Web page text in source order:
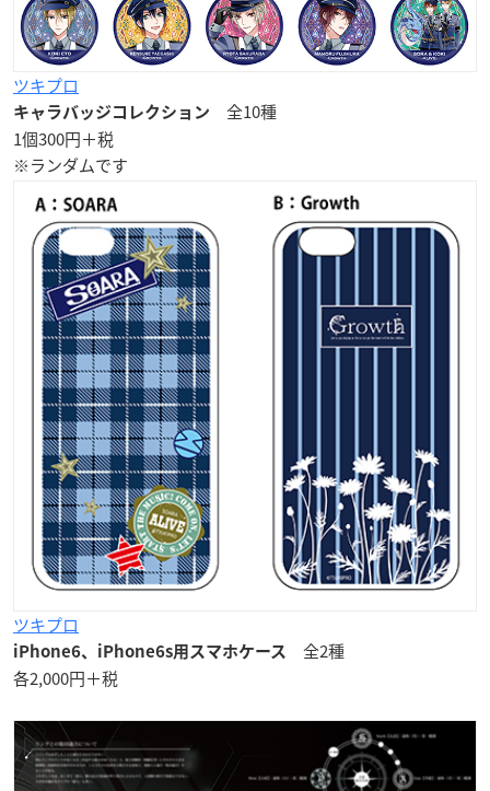
ツキプロ
キャラバッジコレクション
全10種
1個300円＋税
※ランダムです
ツキプロ
iPhone6、iPhone6s用スマホケース
全2種
各2,000円＋税